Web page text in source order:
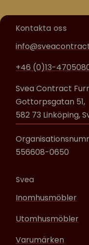
Kontakta oss
+46 (0)13-
Svea Contract
Gottorpsgatan 51,
582 73 Linköping,
556608-0650
Svea
Inomhusmöbler
Utomhusmöbler
Varumärken